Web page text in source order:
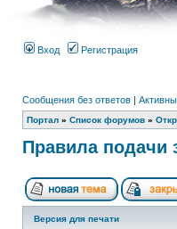
Вход Регистрация
Сообщения без ответов |
Портал » Список форумов »
Правила подачи
Версия для печати